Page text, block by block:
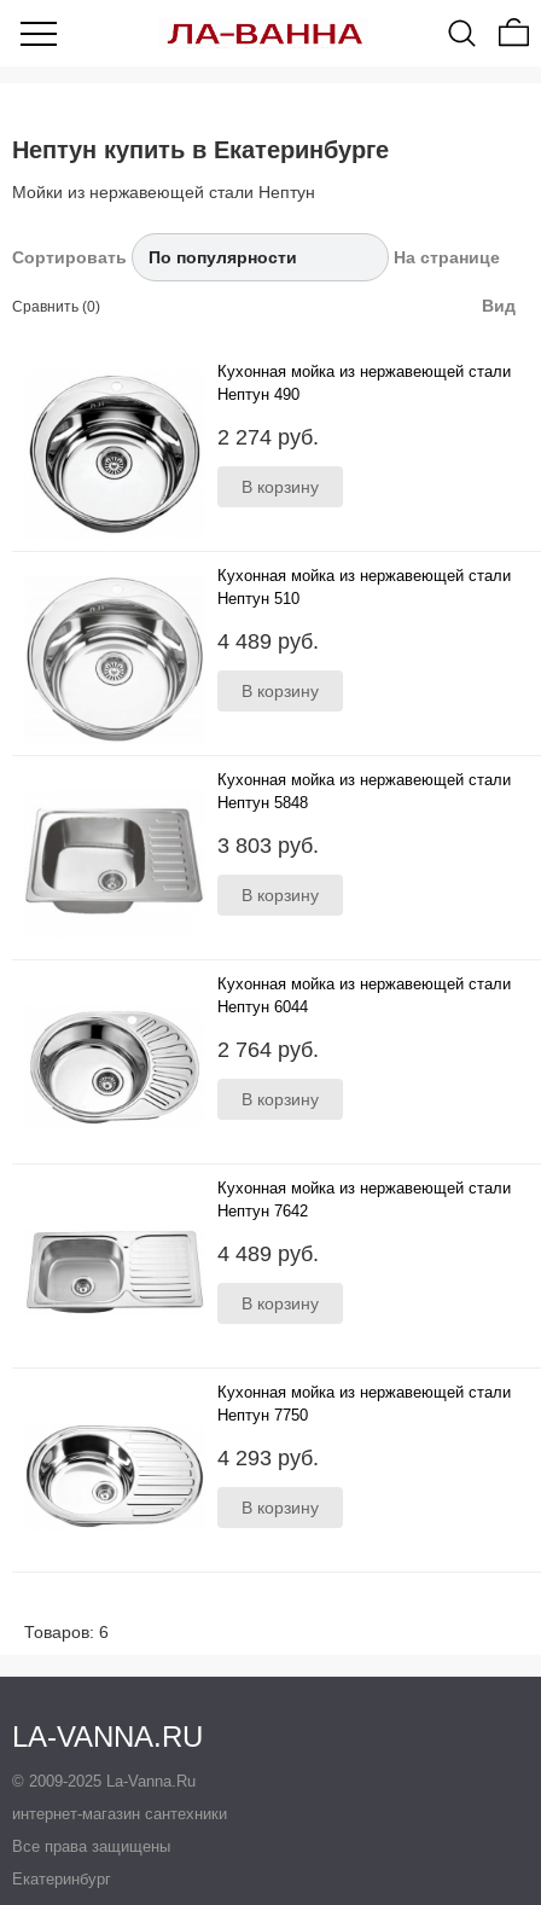
Нептун купить в Екатеринбурге
Мойки из нержавеющей стали Нептун
Сортировать На странице
Вид
Сравнить (0)
Кухонная мойка из нержавеющей стали
Нептун 490
2 274 руб.
Кухонная мойка из нержавеющей стали
Нептун 510
4 489 руб.
Кухонная мойка из нержавеющей стали
Нептун 5848
3 803 руб.
Кухонная мойка из нержавеющей стали
Нептун 6044
2 764 руб.
Кухонная мойка из нержавеющей стали
Нептун 7642
4 489 руб.
Кухонная мойка из нержавеющей стали
Нептун 7750
4 293 руб.
Товаров: 6
LA-VANNA.RU
© 2009-2025 La-Vanna.Ru
интернет-магазин сантехники
Все права защищены
Екатеринбург